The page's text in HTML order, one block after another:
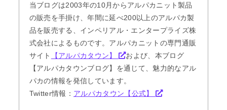
当ブログは2003年の10月からアルパカニット製品
の販売を手掛け、年間に延べ200以上のアルパカ製
品を販売する、インペリアル・エンタープライズ株
式会社によるものです。アルパカニットの専門通販
サイト
【アルパカタウン】
および、本ブログ
【アルパカタウンブログ】を通じて、魅力的なアル
パカの情報を発信しています。
Twitter情報： アルパカタウン【公式】